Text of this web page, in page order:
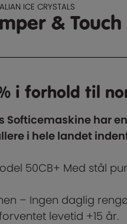
ICE CRYSTALS
&
i forhold til
Softicemaskine har
i hele landet
50CB+ Med stål
– Ingen daglig
levetid +15 år.